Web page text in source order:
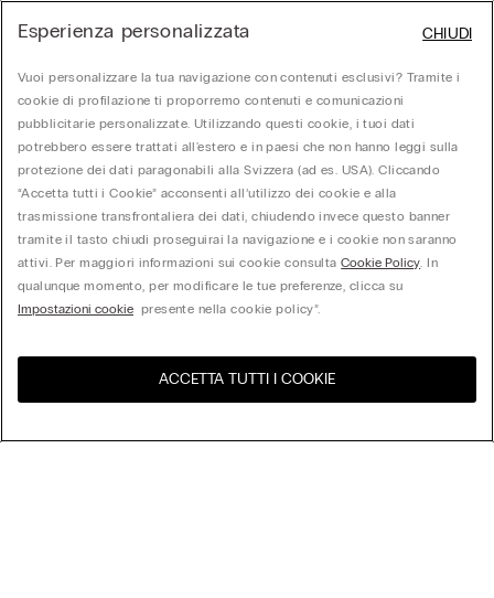
Visita l'e-store del tuo paese United States
Esperienza personalizzata
Vuoi personalizzare la tua navigazione con contenuti esclusivi? Tramite i
cookie di profilazione ti proporremo contenuti e comunicazioni
pubblicitarie personalizzate. Utilizzando questi cookie, i tuoi dati
potrebbero essere trattati all'estero e in paesi che non hanno leggi sulla
protezione dei dati paragonabili alla Svizzera (ad es. USA). Cliccando
“Accetta tutti i Cookie” acconsenti all’utilizzo dei cookie e alla
trasmissione transfrontaliera dei dati, chiudendo invece questo banner
tramite il tasto chiudi proseguirai la navigazione e i cookie non saranno
attivi. Per maggiori informazioni sui cookie consultaCookie Policy. In
qualunque momento, per modificare le tue preferenze, clicca su
Impostazioni cookie presente nella cookie policy”.
ACCETTA TUTTI I COOKIE
CHIUDI